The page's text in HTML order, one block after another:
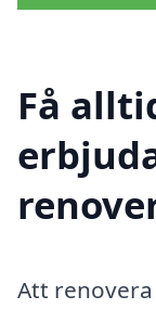
Få
Att